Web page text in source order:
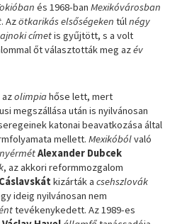
és 1968-banMexikóvárosban
. Azötkarikás elsőségeken túlnégy
címetis gyűjtött, s a volt
őt választották meg azév
azolimpiahőse lett, mert
megszállása után is nyilvánosan
katonai beavatkozása által
mellett.Mexikóbólvaló
Alexander Dubcek
, az akkori reformmozgalom
Cáslavskát kizárták acsehszlovák
ideig nyilvánosan nem
tevékenykedett. Az 1989-es